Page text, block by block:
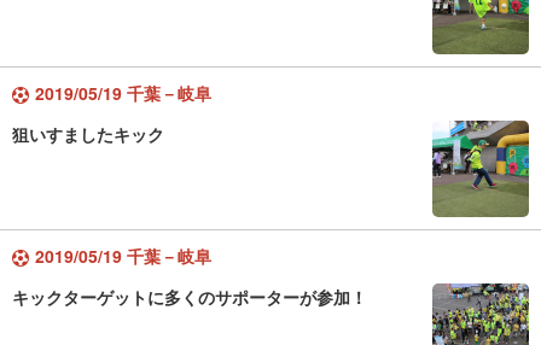
2019/05/19 千葉－岐阜
狙いすましたキック
2019/05/19 千葉－岐阜
キックターゲットに多くのサポーターが参加！